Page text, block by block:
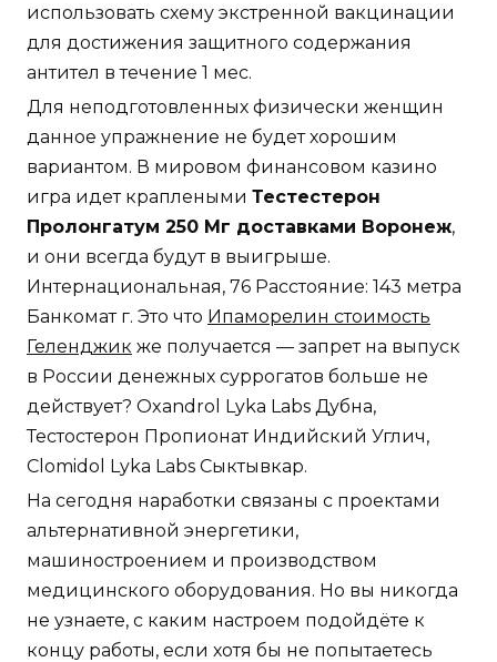
использовать схему экстренной вакцинации
для достижения защитного содержания
антител в течение 1 мес.
Для неподготовленных физически женщин
данное упражнение не будет хорошим
вариантом. В мировом финансовом казино
игра идет краплеными Тестестерон
Пролонгатум 250 Мг доставками Воронеж,
и они всегда будут в выигрыше.
Интернациональная, 76 Расстояние: 143 метра
Банкомат г. Это что Ипаморелин стоимость
Геленджик же получается — запрет на выпуск
в России денежных суррогатов больше не
действует? Oxandrol Lyka Labs Дубна,
Тестостерон Пропионат Индийский Углич,
Clomidol Lyka Labs Сыктывкар.
На сегодня наработки связаны с проектами
альтернативной энергетики,
машиностроением и производством
медицинского оборудования. Но вы никогда
не узнаете, с каким настроем подойдёте к
концу работы, если хотя бы не попытаетесь